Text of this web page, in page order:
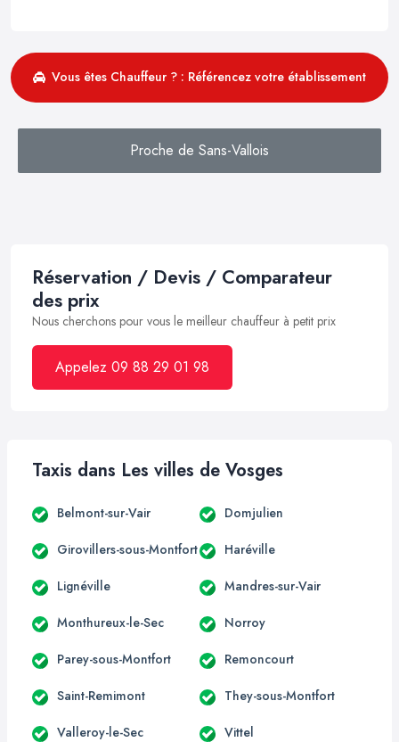
Vous êtes Chauffeur ? : Référencez votre établissement
Proche de Sans-Vallois
Réservation / Devis / Comparateur
des prix
Nous cherchons pour vous le meilleur chauffeur à petit prix
Appelez 09 88 29 01 98
Taxis dans Les villes de Vosges
Belmont-sur-Vair Domjulien
Girovillers-sous-Montfort Haréville
Lignéville Mandres-sur-Vair
Monthureux-le-Sec Norroy
Parey-sous-Montfort Remoncourt
Saint-Remimont They-sous-Montfort
Valleroy-le-Sec Vittel